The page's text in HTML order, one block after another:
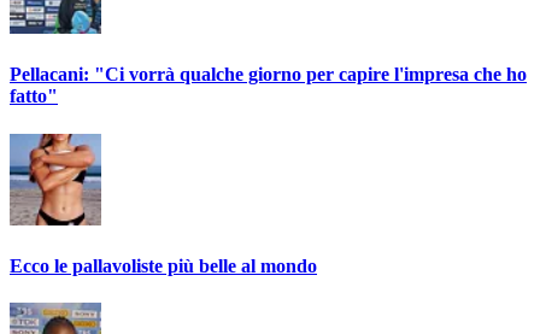
Pellacani: "Ci vorrà qualche giorno per capire l'impresa che ho
fatto"
Ecco le pallavoliste più belle al mondo